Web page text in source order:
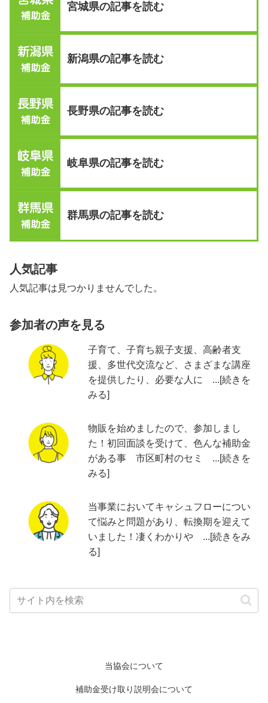
宮城県の記事を読む
新潟県の記事を読む
長野県の記事を読む
岐阜県の記事を読む
群馬県の記事を読む
人気記事
人気記事は見つかりませんでした。
参加者の声を見る
子育て、子育ち親子支援、高齢者支
援、多世代交流など、さまざまな講座
を提供したり、必要な人に ...[続きを
みる]
物販を始めましたので、参加しまし
た！初回面談を受けて、色んな補助金
がある事 市区町村のセミ ...[続きを
みる]
当事業においてキャシュフローについ
て悩みと問題があり、転換期を迎えて
いました！凄くわかりや ...[続きをみ
る]
当協会について
補助金受け取り説明会について